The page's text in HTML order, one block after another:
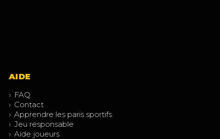
AIDE
› FAQ
› Contact
› Apprendre les paris sportifs
› Jeu responsable
› Aide joueurs